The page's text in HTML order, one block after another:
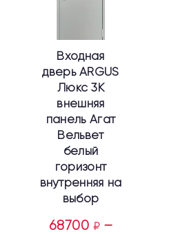
Входная
дверь ARGUS
Люкс 3К
внешняя
панель Агат
Вельвет
белый
горизонт
внутренняя на
выбор
68700 ₽ –
выбрать
на
странице
товара.